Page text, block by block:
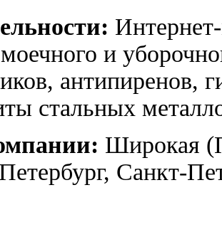
и
антипиренов,
стальных
Широкая
Санкт-